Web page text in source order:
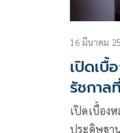
16 มีนาคม
เปิดเบื้
รัชกา
รับสั่ง
เปิดเบื้อง
ประดิษฐานไว้